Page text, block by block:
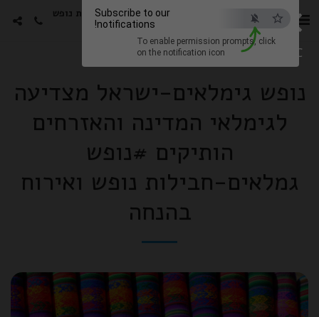
×
ESC
Subscribe to our
notifications!
To enable permission prompts, click
on the notification icon
סטורי הפקות -גימלאים חבילות נופש
עם האמנים האהובים
נופש גימלאים-ישראל מצדיעה
לגימלאי המדינה והאזרחים
הותיקים #נופש
גמלאים-חבילות נופש ואירוח
בהנחה